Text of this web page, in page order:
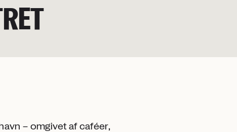
– omgivet af caféer,